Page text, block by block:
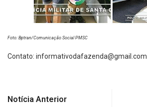
Foto: Bptran/Comunicação Social PMSC
Contato: informativodafazenda@gmail.com
Notícia Anterior